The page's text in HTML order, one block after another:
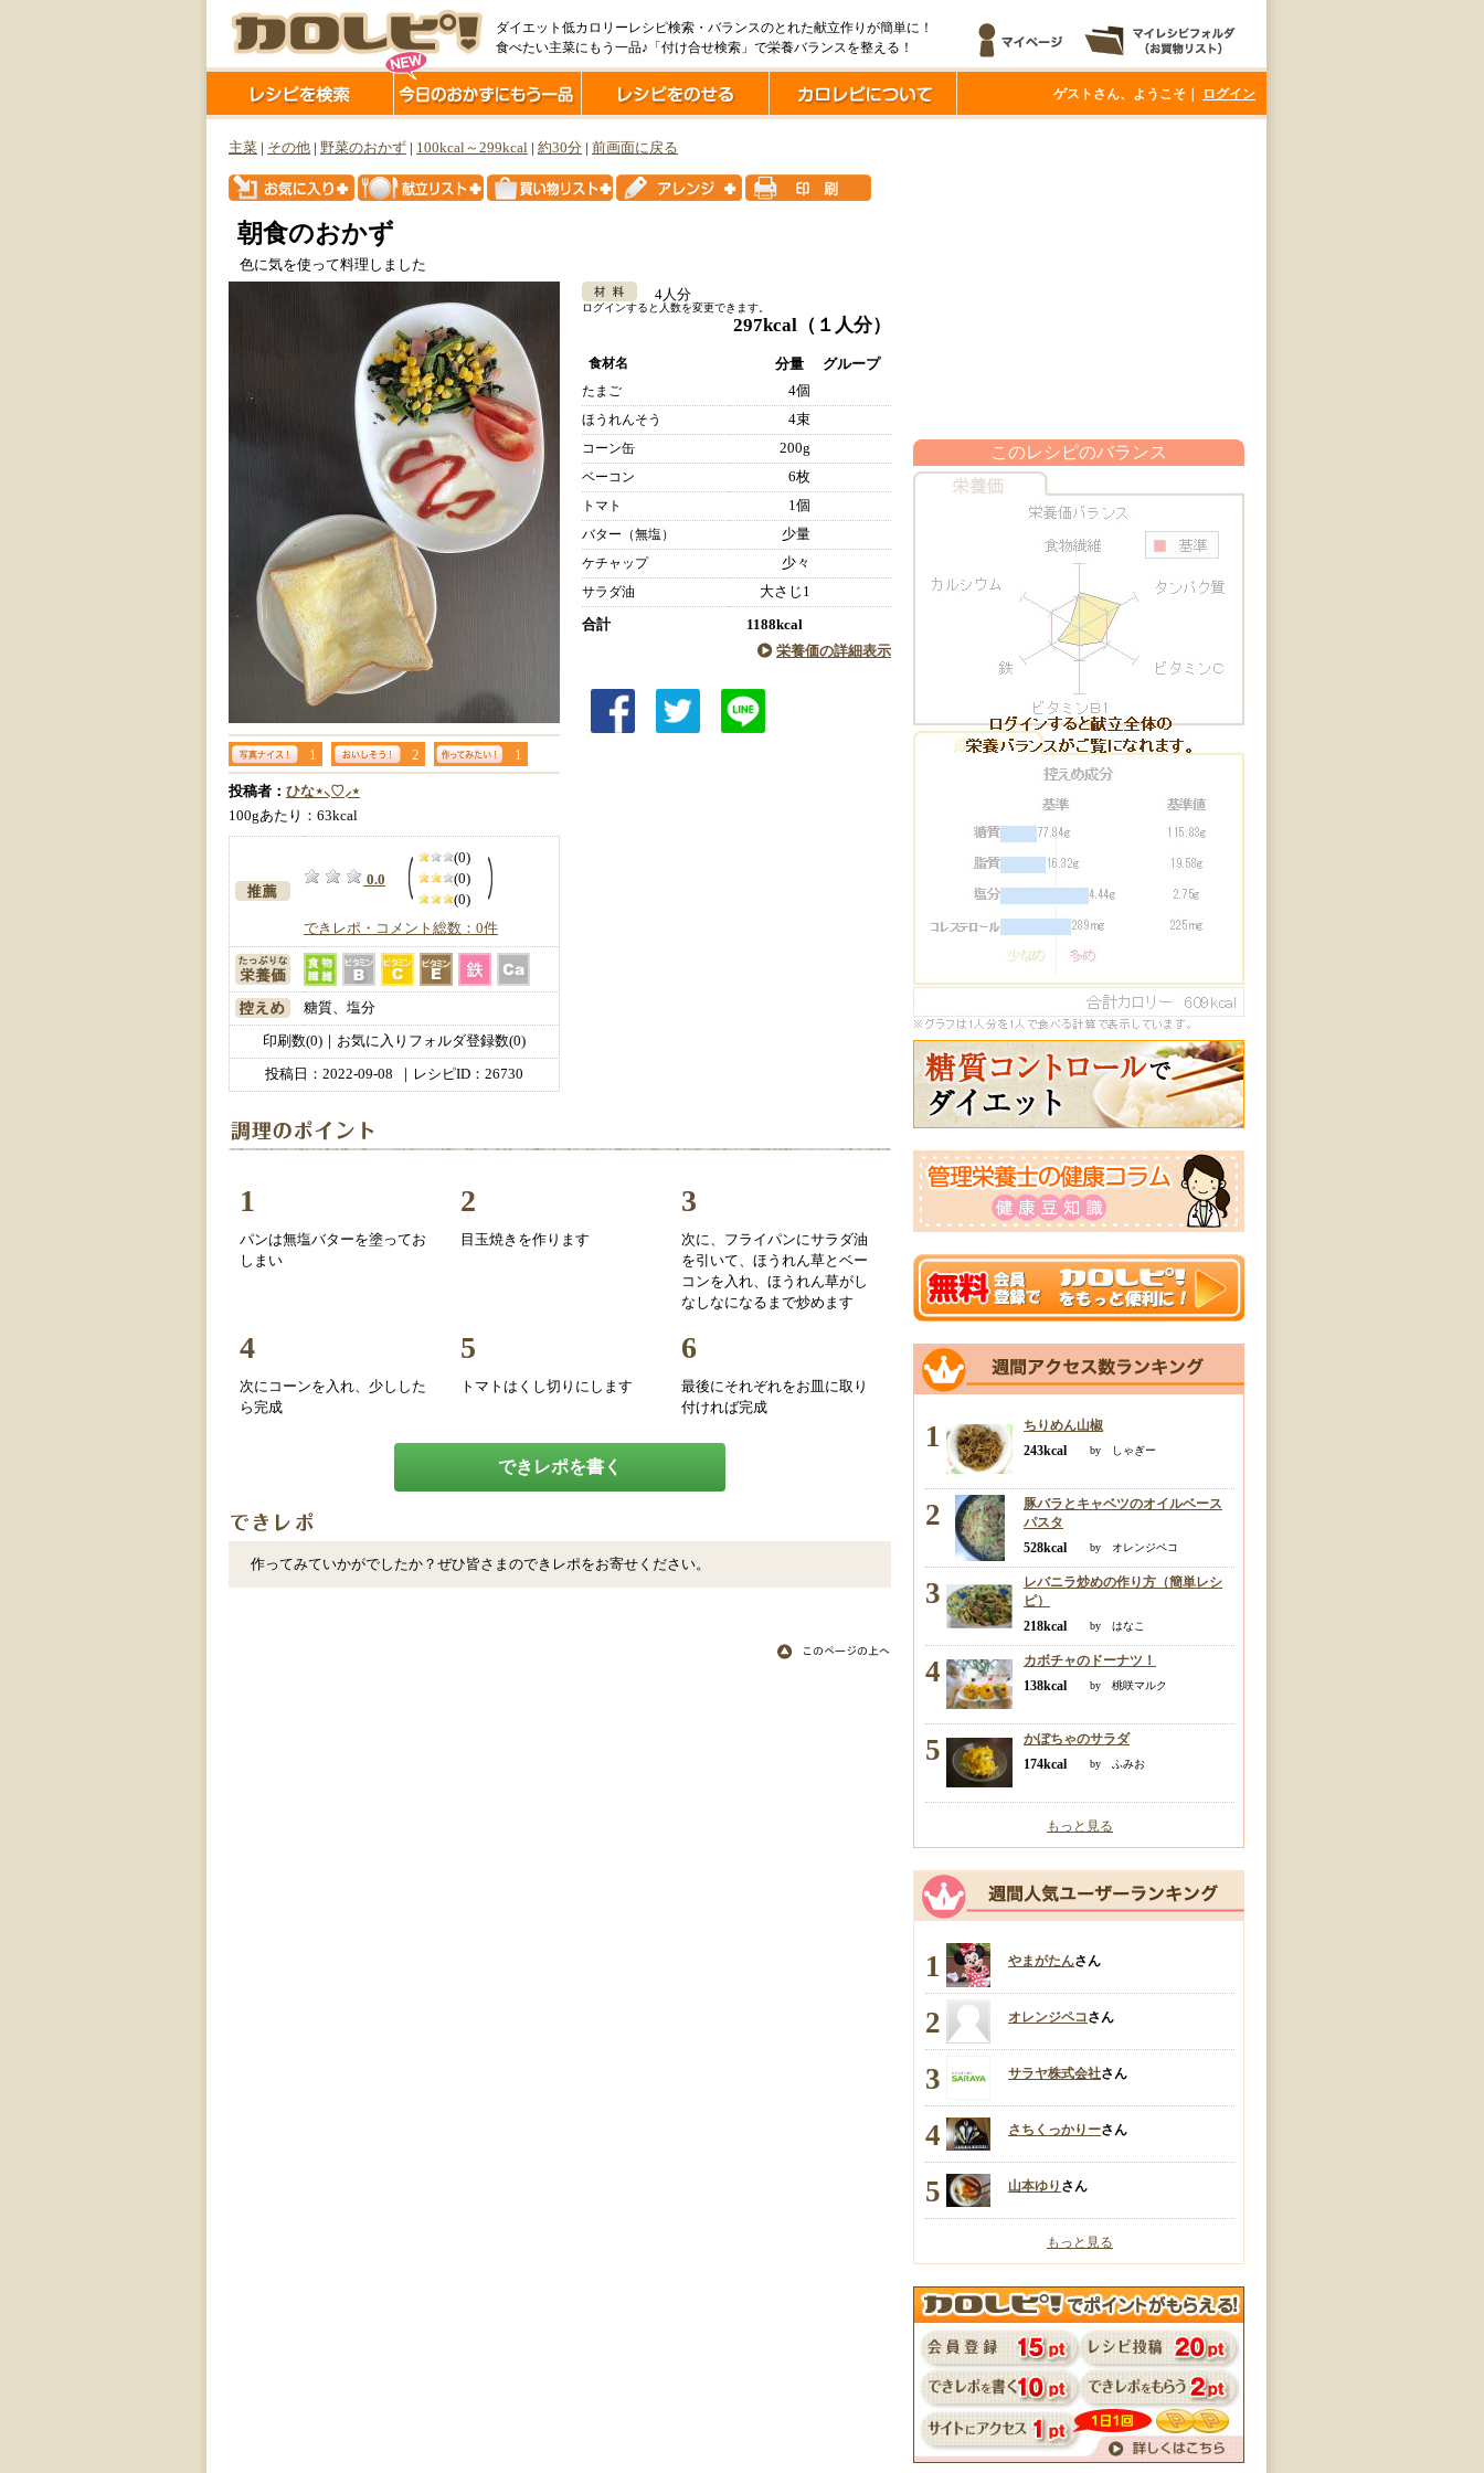
ダイエット低カロリーレシピ検索・バランスのとれた献立作りが簡単に！
食べたい主菜にもう一品♪「付け合せ検索」で栄養バランスを整える！
ゲストさん、ようこそ｜ ログイン
主菜 その他 野菜のおかず 100kcal～299kcal 約30分 前画面に戻る
朝食のおかず
色に気を使って料理しました
1 2 1
投稿者： ひな⋆⸜♡⸝‍⋆
100gあたり：63kcal
0.0
(0)
(0)
(0)
できレポ・コメント総数：0件
糖質、塩分
印刷数(0)｜お気に入りフォルダ登録数(0)
投稿日： 2022-09-08 ｜レシピID：26730
4人分
ログインすると人数を変更できます。
297kcal （１人分）
食材名 分量 グループ
たまご 4個
ほうれんそう 4束
コーン缶 200g
ベーコン 6枚
トマト 1個
バター（無塩） 少量
ケチャップ 少々
サラダ油 大さじ1
合計
1188kcal
栄養価の詳細表示
1
パンは無塩バターを塗ってお
しまい
2
目玉焼きを作ります
3
次に、フライパンにサラダ油
を引いて、ほうれん草とベー
コンを入れ、ほうれん草がし
なしなになるまで炒めます
4
次にコーンを入れ、少しした
ら完成
5
トマトはくし切りにします
6
最後にそれぞれをお皿に取り
付ければ完成
できレポを書く
作ってみていかがでしたか？ぜひ皆さまのできレポをお寄せください。
このレシピのバランス
1
ちりめん山椒
243kcal
by しゃぎー
2
豚バラとキャベツのオイルベース
パスタ
528kcal
by オレンジペコ
3
レバニラ炒めの作り方（簡単レシ
ピ）
218kcal
by はなこ
4
カボチャのドーナツ！
138kcal
by 桃咲マルク
5
かぼちゃのサラダ
174kcal
by ふみお
もっと見る
1 やまがたんさん
2 オレンジペコさん
3 サラヤ株式会社さん
4 さちくっかりーさん
5 山本ゆり さん
もっと見る